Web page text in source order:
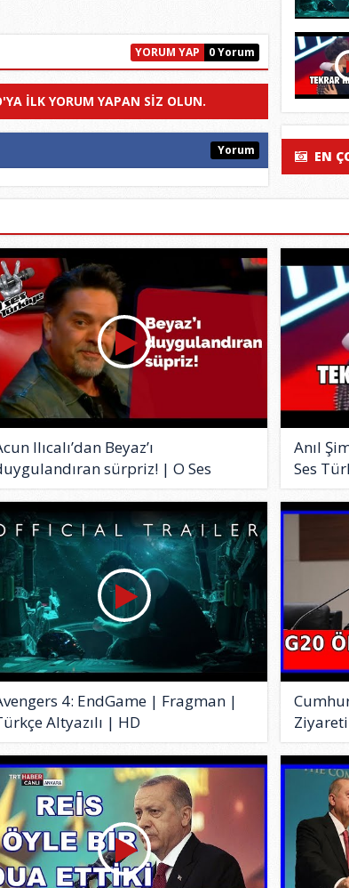
0 Yorum
YORUM YAP
ILK YORUM YAPAN SIZ OLUN.
Yorum EN
Ilıcalı’dan Beyaz’ı
sürpriz! | O Ses
Anıl
Ses
4: EndGame | Fragman |
Altyazılı | HD